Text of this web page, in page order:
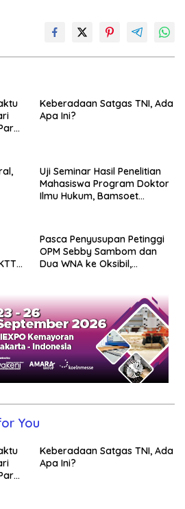
Keberadaan Satgas TNI, Ada
Apa Ini?
Uji Seminar Hasil Penelitian
Mahasiswa Program Doktor
Ilmu Hukum, Bamsoet
Pasca Penyusupan Petinggi
OPM Sebby Sambom dan
Dua WNA ke Oksibil,
You
Keberadaan Satgas TNI, Ada
Apa Ini?